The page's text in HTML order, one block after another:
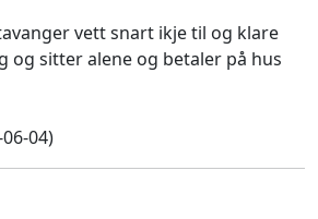
vett snart ikje til og klare
og sitter alene og betaler på hus
04)